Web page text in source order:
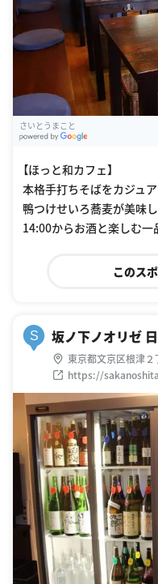
さいとうまこと
【ほっと和カフェ】
本格手打ちそばをカジュ
鴨つけせいろ蕎麦が美味
14:00からお酒と楽しむ一
このス
S 坂ノ下ノオリゼ
東京都文京区根津
https://